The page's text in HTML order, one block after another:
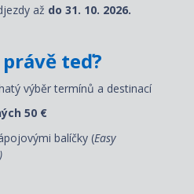
až do 31. 10. 2026.
teď?
výběr termínů a destinací
50 €
balíčky (Easy